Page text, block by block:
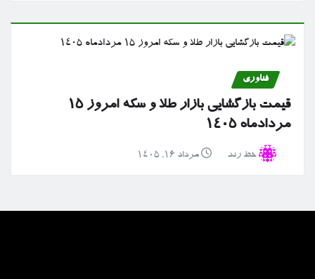
فناوری
قیمت بازگشایی بازار طلا و سکه امروز ۱۵
مردادماه ۱۴۰۵
خط رند مرداد ۱۶, ۱۴۰۵